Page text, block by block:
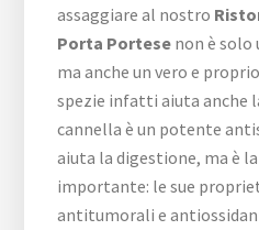
assaggiare al nostro
Porta Portese non è solo
ma anche un vero e
spezie infatti aiuta anche
cannella è un potente
aiuta la digestione, ma è
importante: le sue
antitumorali e